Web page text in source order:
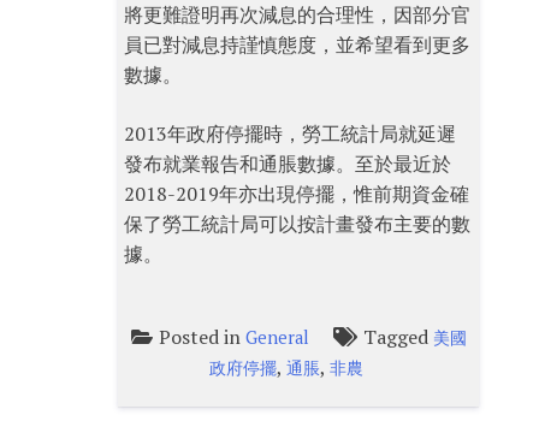
將更難證明再次減息的合理性，因部分官
員已對減息持謹慎態度，並希望看到更多
數據。
2013年政府停擺時，勞工統計局就延遲
發布就業報告和通脹數據。至於最近於
2018-2019年亦出現停擺，惟前期資金確
保了勞工統計局可以按計畫發布主要的數
據。
Posted in General Tagged 美國
政府停擺,通脹,非農